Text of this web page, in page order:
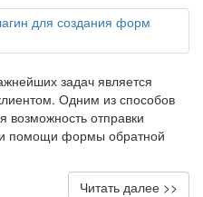
задач является
Одним из способов
возможность отправки
помощи формы обратной
Читать далее >>